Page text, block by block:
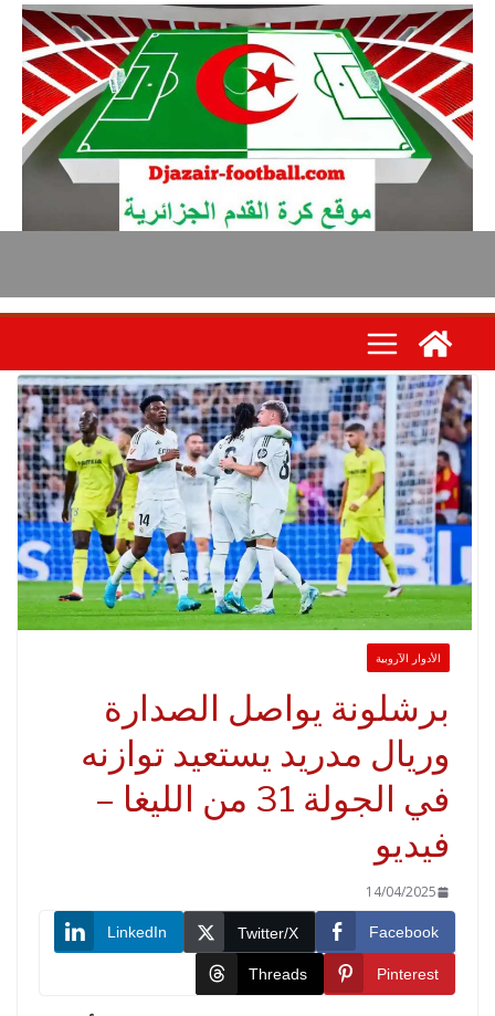
الآروبية
يواصل الصدارة
مدريد يستعيد توازنه
في الجولة 31 من الليغا –
14/04/2025
Twitter/X
LinkedIn
Threads